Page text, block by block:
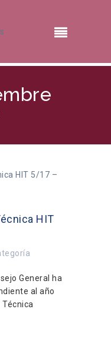
HIT
General ha
al año